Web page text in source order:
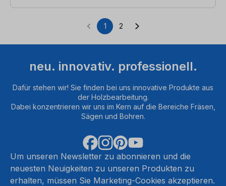
Seite
1 Seite
2
neu. innovativ. professionell.
Dafür stehen wir! Sie finden bei uns innovative Produkte aus
der Holzbearbeitung.
Dabei konzentrieren wir uns im Kern auf die Bereiche Fräsen,
Sägen und Bohren.
Um unseren Newsletter zu abonnieren und die
neuesten Neuigkeiten zu unseren Produkten zu
erhalten, müssen Sie Marketing-Cookies akzeptieren.